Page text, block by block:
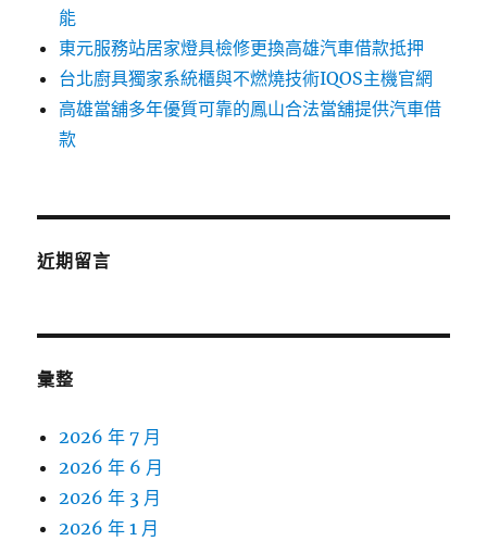
能
東元服務站居家燈具檢修更換高雄汽車借款抵押
台北廚具獨家系統櫃與不燃燒技術IQOS主機官網
高雄當舖多年優質可靠的鳳山合法當舖提供汽車借
款
近期留言
彙整
2026 年 7 月
2026 年 6 月
2026 年 3 月
2026 年 1 月